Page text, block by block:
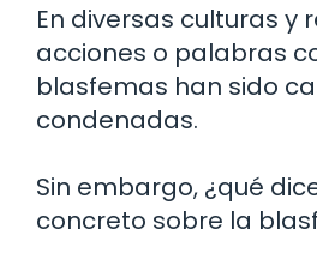
En diversas culturas y
acciones o palabras
blasfemas han sido
condenadas.
Sin embargo, ¿qué
concreto sobre la